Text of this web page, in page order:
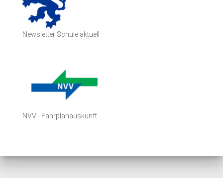
Newsletter Schule aktuell
NVV - Fahrplanauskunft